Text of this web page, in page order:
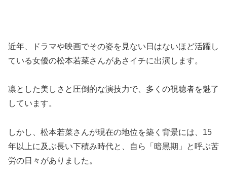
近年、ドラマや映画でその姿を見ない日はないほど活躍し
ている女優の松本若菜さんがあさイチに出演します。
凛とした美しさと圧倒的な演技力で、多くの視聴者を魅了
しています。
しかし、松本若菜さんが現在の地位を築く背景には、15
年以上に及ぶ長い下積み時代と、自ら「暗黒期」と呼ぶ苦
労の日々がありました。